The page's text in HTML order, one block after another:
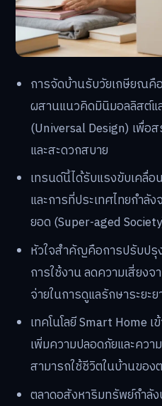
การจัดบ้านรับวัยเกษียณคื
ผสานแนวคิดมินิมอลลิสต์แ
(Universal Design) เพื่อ
และสะดวกสบาย
เทรนด์นี้ได้รับแรงขับเคลื่
และการที่ประเทศไทยกำลั
ยอด (Super-aged
หัวใจสำคัญคือการปรับปรุ
การใช้งาน ลดความเสี่ยงจ
จ่ายในการดูแลรักษาระยะย
เทคโนโลยี Smart Home
เพิ่มความปลอดภัยและควา
สามารถใช้ชีวิตในบ้านของ
ตลาดอสังหาริมทรัพย์กำลั